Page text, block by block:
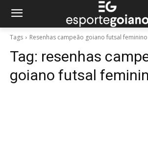
Tags Resenhas campeão goiano futsal feminino
Tag: resenhas
goiano futsal